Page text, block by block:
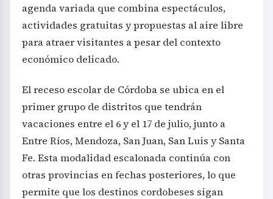
agenda variada que combina espectáculos,
actividades gratuitas y propuestas al aire libre
para atraer visitantes a pesar del contexto
económico delicado.
El receso escolar de Córdoba se ubica en el
primer grupo de distritos que tendrán
vacaciones entre el 6 y el 17 de julio, junto a
Entre Ríos, Mendoza, San Juan, San Luis y Santa
Fe. Esta modalidad escalonada continúa con
otras provincias en fechas posteriores, lo que
permite que los destinos cordobeses sigan